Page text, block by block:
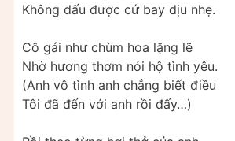
Không dấu được cứ bay dịu nhẹ.
Cô gái như chùm hoa lặng lẽ
Nhờ hương thơm nói hộ tình yêu.
(Anh vô tình anh chẳng biết điều
Tôi đã đến với anh rồi đấy…)